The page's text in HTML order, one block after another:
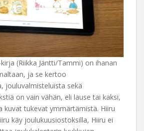
(Riikka Jäntti/Tammi) on ihanan
ja se kertoo
jouluvalmisteluista sekä
on vain vähän, eli lause tai kaksi,
kuvat tukevat ymmärtämistä. Hiiru
käy joulukuusiostoksilla, Hiiru ei